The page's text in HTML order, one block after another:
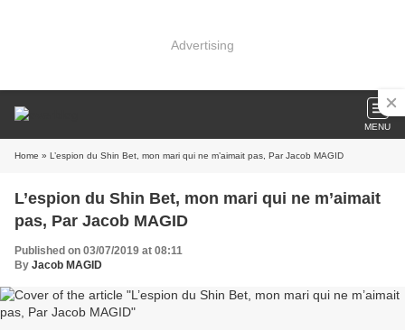
Advertising
MENU
Home » L’espion du Shin Bet, mon mari qui ne m’aimait pas, Par Jacob MAGID
L’espion du Shin Bet, mon mari qui ne m’aimait
pas, Par Jacob MAGID
Published on 03/07/2019 at 08:11
By Jacob MAGID